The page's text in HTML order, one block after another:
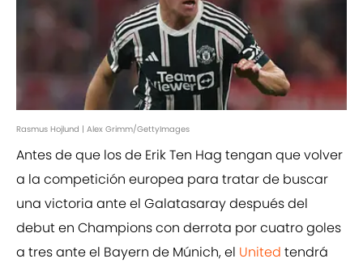
Rasmus Hojlund | Alex Grimm/GettyImages
Antes de que los de Erik Ten Hag tengan que volver
a la competición europea para tratar de buscar
una victoria ante el Galatasaray después del
debut en Champions con derrota por cuatro goles
a tres ante el Bayern de Múnich, el United tendrá